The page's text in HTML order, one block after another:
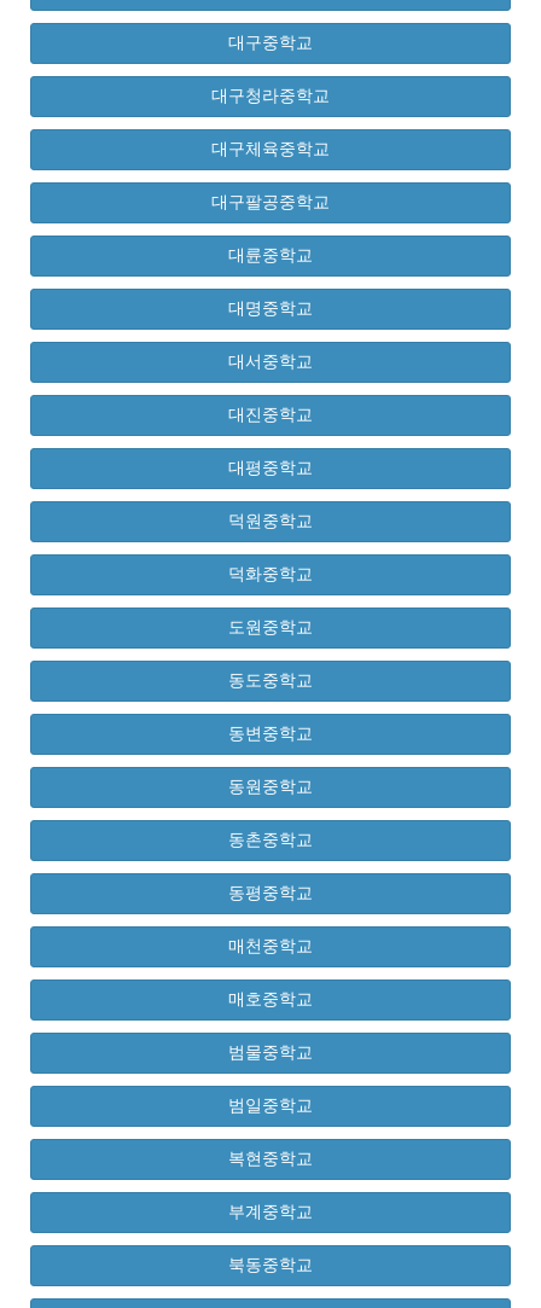
대구중학교
대구청라중학교
대구체육중학교
대구팔공중학교
대륜중학교
대명중학교
대서중학교
대진중학교
대평중학교
덕원중학교
덕화중학교
도원중학교
동도중학교
동변중학교
동원중학교
동촌중학교
동평중학교
매천중학교
매호중학교
범물중학교
범일중학교
복현중학교
부계중학교
북동중학교